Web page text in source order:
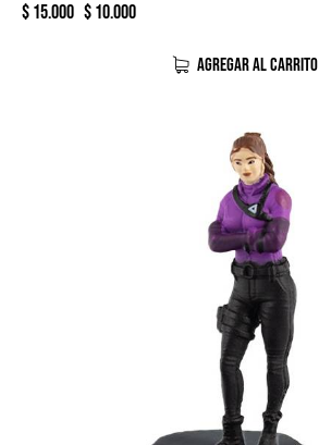
$15.000 $10.000
AGREGAR AL CARRITO